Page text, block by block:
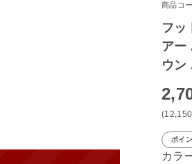
商品コ
フッ
アー
ウン
(12,150
ポイ
カラ